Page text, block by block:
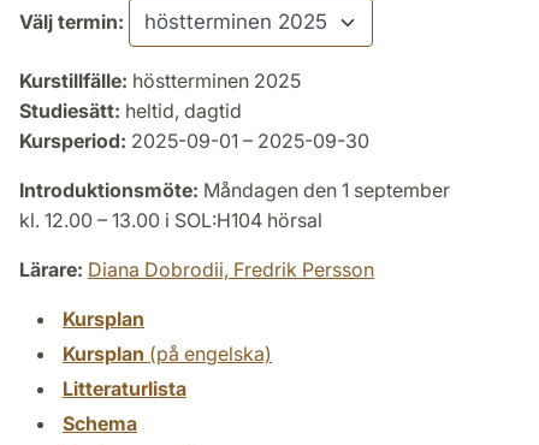
Välj termin:
Kurstillfälle: höstterminen 2025
Studiesätt: heltid, dagtid
Kursperiod: 2025-09-01 – 2025-09-30
Introduktionsmöte: Måndagen den 1 september
kl. 12.00 – 13.00 i SOL:H104 hörsal
Lärare: Diana Dobrodii, Fredrik Persson
Kursplan
Kursplan (på engelska)
Litteraturlista
Schema